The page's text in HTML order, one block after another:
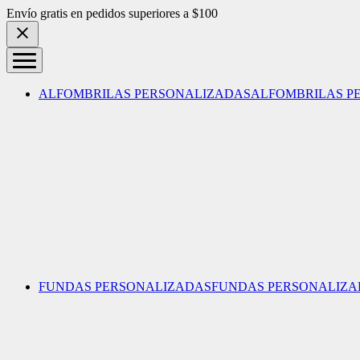
Skip to content
Envío gratis en pedidos superiores a $100
ALFOMBRILAS PERSONALIZADASALFOMBRILAS
FUNDAS PERSONALIZADASFUNDAS